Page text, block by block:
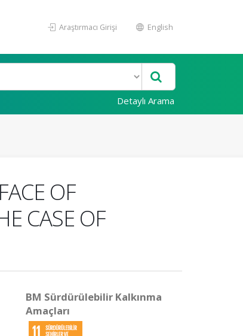
Araştırmacı Girişi English
Detaylı Arama
OF
CASE OF
BM Sürdürülebilir Kalkınma
Amaçları